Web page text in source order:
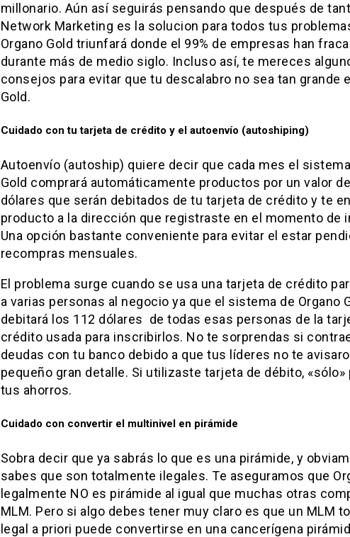
millonario. Aún así seguirás pensando que después de
Network Marketing es la solucion para todos tus
Organo Gold triunfará donde el 99% de empresas han
durante más de medio siglo. Incluso así, te mereces
consejos para evitar que tu descalabro no sea tan grande
Gold.
Cuidado con tu tarjeta de crédito y el autoenvío (autoshiping)
Autoenvío (autoship) quiere decir que cada mes el
Gold comprará automáticamente productos por un valor
dólares que serán debitados de tu tarjeta de crédito y te
producto a la dirección que registraste en el momento de
Una opción bastante conveniente para evitar el estar
recompras mensuales.
El problema surge cuando se usa una tarjeta de crédito
a varias personas al negocio ya que el sistema de Organo
debitará los 112 dólares de todas esas personas de la
crédito usada para inscribirlos. No te sorprendas si
deudas con tu banco debido a que tus líderes no te
pequeño gran detalle. Si utilizaste tarjeta de débito, «sólo»
tus ahorros.
Cuidado con convertir el multinivel en pirámide
Sobra decir que ya sabrás lo que es una pirámide, y
sabes que son totalmente ilegales. Te aseguramos que
legalmente NO es pirámide al igual que muchas otras
MLM. Pero si algo debes tener muy claro es que un MLM
legal a priori puede convertirse en una cancerígena